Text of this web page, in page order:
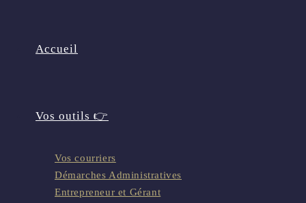
Accueil
Vos outils 👉
Vos courriers
Démarches Administratives
Entrepreneur et Gérant